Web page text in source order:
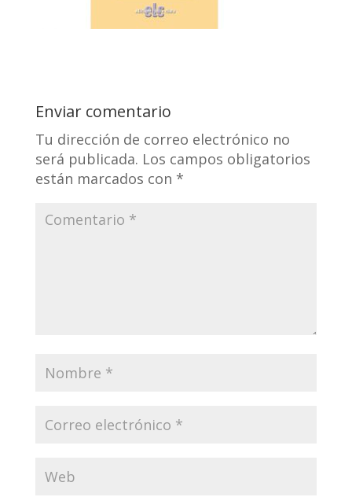
Enviar comentario
Tu dirección de correo electrónico no
será publicada. Los campos obligatorios
están marcados con *